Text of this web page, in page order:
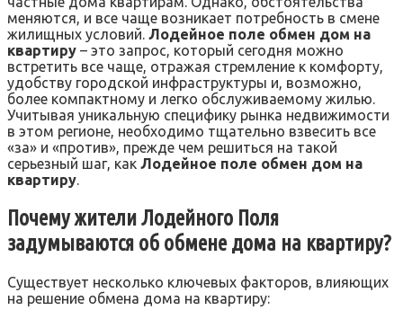
меняются, и все чаще возникает потребность в смене
жилищных условий. Лодейное поле обмен дом на
квартиру – это запрос, который сегодня можно
встретить все чаще, отражая стремление к комфорту,
удобству городской инфраструктуры и, возможно,
более компактному и легко обслуживаемому жилью.
Учитывая уникальную специфику рынка недвижимости
в этом регионе, необходимо тщательно взвесить все
«за» и «против», прежде чем решиться на такой
серьезный шаг, как Лодейное поле обмен дом на
квартиру.
Почему жители Лодейного Поля
задумываются об обмене дома на квартиру?
Существует несколько ключевых факторов, влияющих
на решение обмена дома на квартиру: